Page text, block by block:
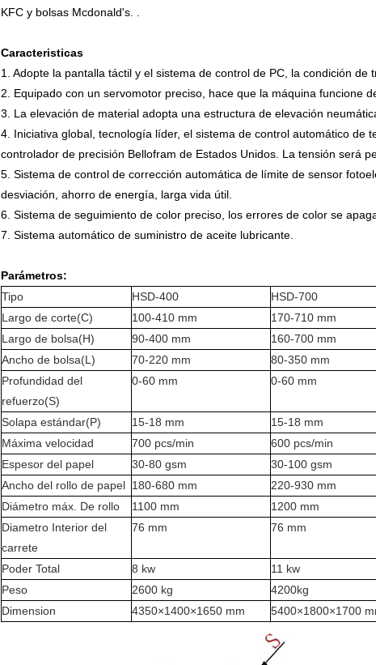
KFC y bolsas Mcdonald's. .
Caracteristicas
1. Adopte la pantalla táctil y el sistema de control de PC, la condición
2. Equipado con un servomotor preciso, hace que la máquina funcione
3. La elevación de material adopta una estructura de elevación
4. Iniciativa global, tecnología líder, el sistema de control automático de
controlador de precisión Bellofram de Estados Unidos. La tensión será
5. Sistema de control de corrección automática de límite de sensor
desviación, ahorro de energía, larga vida útil.
6. Sistema de seguimiento de color preciso, los errores de color se
7. Sistema automático de suministro de aceite lubricante.
Parámetros:
Tipo
HSD-400
HSD-700
Largo de corte(C)
100-410 mm
170-710 mm
Largo de bolsa(H)
90-400 mm
160-700 mm
Ancho de bolsa(L)
70-220 mm
80-350 mm
Profundidad del
refuerzo(S)
0-60 mm 0-60 mm
Solapa estándar(P) 15-18 mm
15-18 mm
Máxima velocidad
700 pcs/min
600 pcs/min
Espesor del papel
30-80 gsm
30-100 gsm
Ancho del rollo de papel 180-680 mm
220-930 mm
Diámetro máx. De rollo
1100 mm
1200 mm
Diametro Interior del
carrete
76 mm 76 mm
Poder Total 8 kw
11 kw
Peso
2600 kg
4200kg
Dimension
4350×1400×1650 mm 5400×1800×1700